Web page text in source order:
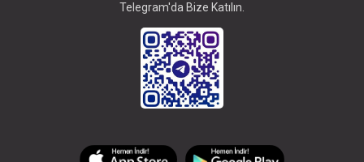
Telegram'da Bize Katılın.